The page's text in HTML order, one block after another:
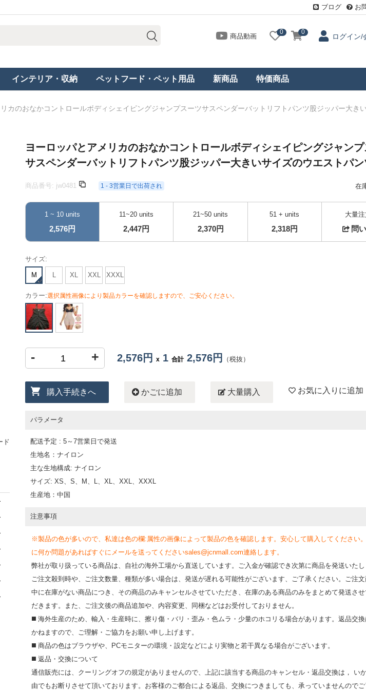
ブログ お
商品動画
0 0
ログイン/
インテリア・収納 ペットフード・ペット用品 新商品 特価商品
カのおなかコントロールボディシェイピングジャンプスーツサスペンダーバットリフトパンツ股ジッパー大き
ド
ヨーロッパとアメリカのおなかコントロールボディシェイピングジャン
サスペンダーバットリフトパンツ股ジッパー大きいサイズのウエストパン
商品番号: jw0481 1 - 3営業日で出荷され 在
1 ~ 10 units
2,576円
11~20 units
2,447円
21~50 units
2,370円
51 + units
2,318円
大量
問
サイズ:
M L XL XXL XXXL
カラー:選択属性画像により製品カラーを確認しますので、ご安心ください。
- + 2,576円 x 1 合計2,576円 （税抜）
購入手続きへ かごに追加 大量購入 お気に入りに追加
パラメータ
配送予定 : 5～7営業日で発送
生地名：ナイロン
主な生地構成: ナイロン
サイズ: XS、S、M、L、XL、XXL、XXXL
生産地：中国
注意事項
※製品の色が多いので、私達は色の欄:属性の画像によって製品の色を確認します。安心して購入してください
に何か問題があればすぐにメールを送ってくださいsales@jcnmall.com連絡します。
弊社が取り扱っている商品は、自社の海外工場から直送しています。ご入金が確認でき次第に商品を発送いた
ご注文殺到時や、ご注文数量、種類が多い場合は、発送が遅れる可能性がございます、ご了承ください。ご注
中に在庫がない商品につき、その商品のみキャンセルさせていただき、在庫のある商品のみをまとめて発送さ
だきます。また、ご注文後の商品追加や、内容変更、同梱などはお受付しておりません。
◼️ 海外⽣産のため、輸⼊・⽣産時に、擦り傷・バリ・歪み・色ムラ・少量のホコリる場合があります。返品交
かねますので、ご理解・ご協⼒をお願い申し上げます。
◼️ 商品の⾊はブラウザや、PCモニターの環境・設定などにより実物と若⼲異なる場合がございます。
◼️ 返品・交換について
通信販売には、クーリングオフの規定がありませんので、上記に該当する商品のキャンセル・返品交換は， い
由でもお断りさせて頂いております。お客様のご都合による返品、交換につきましても、承っていませんので